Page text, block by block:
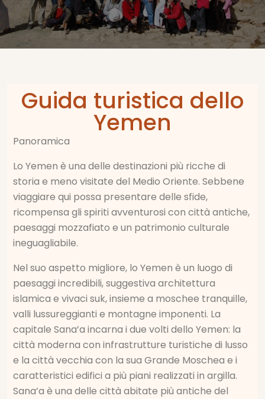
Guida turistica dello
Yemen
Panoramica
Lo Yemen è una delle destinazioni più ricche di
storia e meno visitate del Medio Oriente. Sebbene
viaggiare qui possa presentare delle sfide,
ricompensa gli spiriti avventurosi con città antiche,
paesaggi mozzafiato e un patrimonio culturale
ineguagliabile.
Nel suo aspetto migliore, lo Yemen è un luogo di
paesaggi incredibili, suggestiva architettura
islamica e vivaci suk, insieme a moschee tranquille,
valli lussureggianti e montagne imponenti. La
capitale Sana’a incarna i due volti dello Yemen: la
città moderna con infrastrutture turistiche di lusso
e la città vecchia con la sua Grande Moschea e i
caratteristici edifici a più piani realizzati in argilla.
Sana’a è una delle città abitate più antiche del